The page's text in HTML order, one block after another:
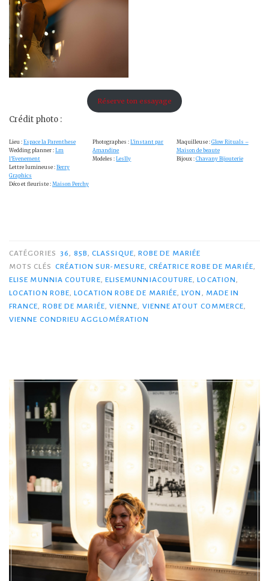
Réserve ton essayage
Crédit photo :
Lieu : Espace la Parenthese
Wedding planner : Lm
l’Evenement
Lettre lumineuse : Berry
Graphics
Déco et fleuriste : Maison Perchy
Photographes :L’instant par
Amandine
Modeles :Leslly
Maquilleuse : Glow Rituals –
Maison de beaute
Bijoux : Chavany Bijouterie
CATÉGORIES 36, 85B,CLASSIQUE, ROBE DE MARIÉE
MOTS CLÉS CRÉATION SUR-MESURE, CRÉATRICE ROBE DE MARIÉE,
ELISE MUNNIA COUTURE, ELISEMUNNIACOUTURE,LOCATION,
LOCATION ROBE,LOCATION ROBE DE MARIÉE,LYON , MADE IN
FRANCE, ROBE DE MARIÉE, VIENNE, VIENNE ATOUT COMMERCE,
VIENNE CONDRIEU AGGLOMÉRATION